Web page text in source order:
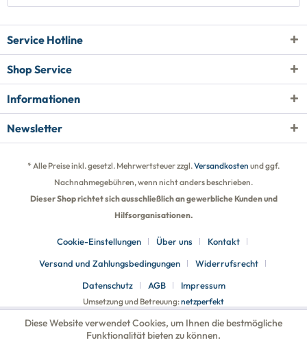
Service Hotline
Shop Service
Informationen
Newsletter
* Alle Preise inkl. gesetzl. Mehrwertsteuer zzgl.Versandkosten und ggf.
Nachnahmegebühren, wenn nicht anders beschrieben.
Dieser Shop richtet sich ausschließlich an gewerbliche Kunden und
Hilfsorganisationen.
Cookie-Einstellungen Über uns
Kontakt
Versand und Zahlungsbedingungen
Widerrufsrecht
Datenschutz
AGB Impressum
Umsetzung und Betreuung:netzperfekt
Diese Website verwendet Cookies, um Ihnen die bestmögliche
Funktionalität bieten zu können.